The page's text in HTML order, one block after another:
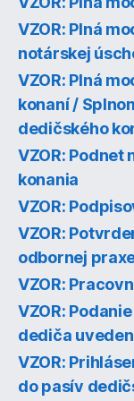
VZOR: Plná
notárskej
VZOR: Plná
konaní /
dedičského
VZOR: Podnet
konania
VZOR:
VZOR:
odbornej
VZOR:
VZOR:
dediča
VZOR:
do pasív